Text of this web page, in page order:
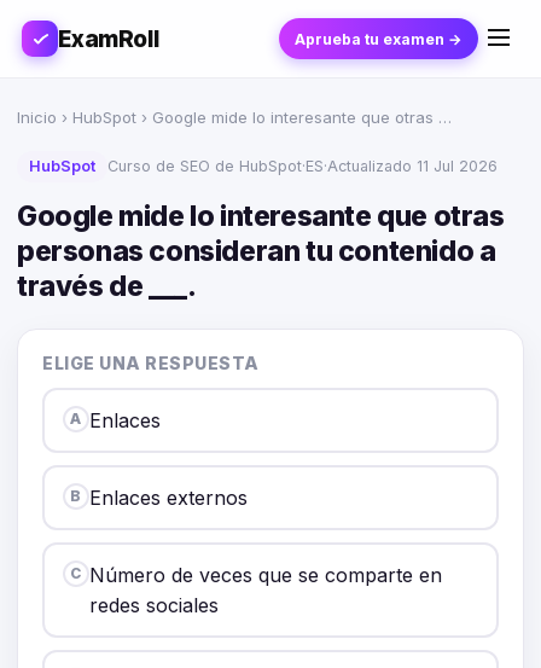
ExamRoll Aprueba tu examen →
Inicio › HubSpot › Google mide lo interesante que otras …
HubSpot Curso de SEO de HubSpot·ES·Actualizado 11 Jul 2026
Google mide lo interesante que otras
personas consideran tu contenido a
través de ___.
ELIGE UNA RESPUESTA
A Enlaces
B Enlaces externos
C Número de veces que se comparte en
redes sociales